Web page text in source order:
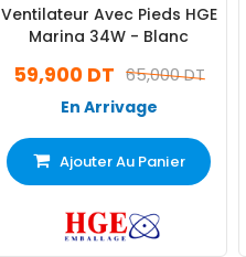
Ventilateur Avec Pieds HGE
Marina 34W - Blanc
65,000 DT
59,900 DT
En Arrivage
Ajouter Au Panier